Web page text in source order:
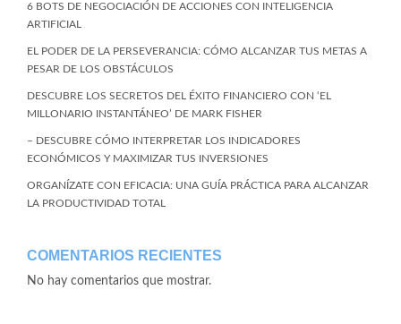
6 BOTS DE NEGOCIACIÓN DE ACCIONES CON INTELIGENCIA
ARTIFICIAL
EL PODER DE LA PERSEVERANCIA: CÓMO ALCANZAR TUS METAS A
PESAR DE LOS OBSTÁCULOS
DESCUBRE LOS SECRETOS DEL ÉXITO FINANCIERO CON ‘EL
MILLONARIO INSTANTÁNEO’ DE MARK FISHER
– DESCUBRE CÓMO INTERPRETAR LOS INDICADORES
ECONÓMICOS Y MAXIMIZAR TUS INVERSIONES
ORGANÍZATE CON EFICACIA: UNA GUÍA PRÁCTICA PARA ALCANZAR
LA PRODUCTIVIDAD TOTAL
COMENTARIOS RECIENTES
No hay comentarios que mostrar.